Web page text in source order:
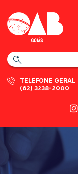
TELEFONE GERAL
(62) 3238-2000